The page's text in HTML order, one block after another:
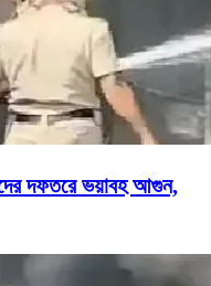
দফতরে ভয়াবহ আগুন,